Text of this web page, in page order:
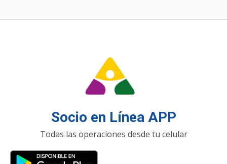
Socio en Línea APP
Todas las operaciones desde tu celular